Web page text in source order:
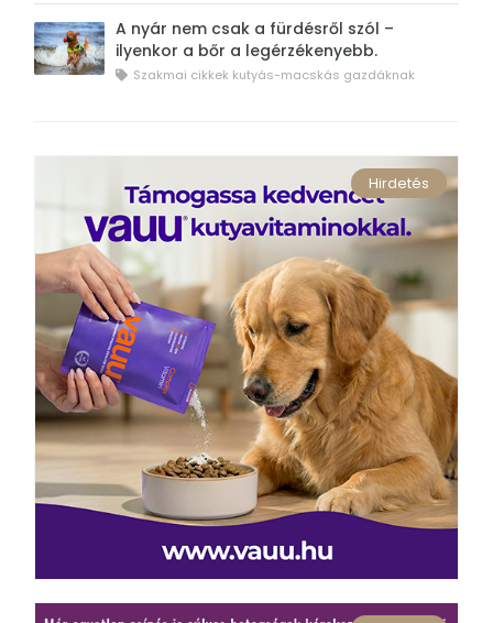
A nyár nem csak a fürdésről szól –
ilyenkor a bőr a legérzékenyebb.
Szakmai cikkek kutyás-macskás gazdáknak
Hirdetés